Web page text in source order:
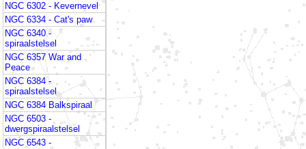
NGC 6302 - Kevernevel
NGC 6334 - Cat's paw
NGC 6340 -
spiraalstelsel
NGC 6357 War and
Peace
NGC 6384 -
spiraalstelsel
NGC 6384 Balkspiraal
NGC 6503 -
dwergspiraalstelsel
NGC 6543 -